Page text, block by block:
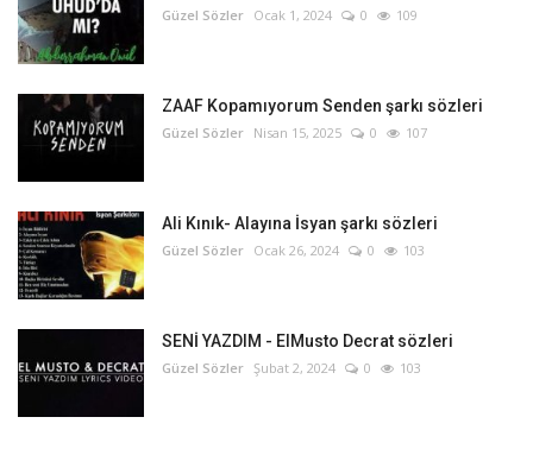
Güzel Sözler Ocak 1, 2024 0 109
ZAAF Kopamıyorum Senden şarkı sözleri
Güzel Sözler Nisan 15, 2025 0 107
Ali Kınık- Alayına İsyan şarkı sözleri
Güzel Sözler Ocak 26, 2024 0 103
SENİ YAZDIM - ElMusto Decrat sözleri
Güzel Sözler Şubat 2, 2024 0 103